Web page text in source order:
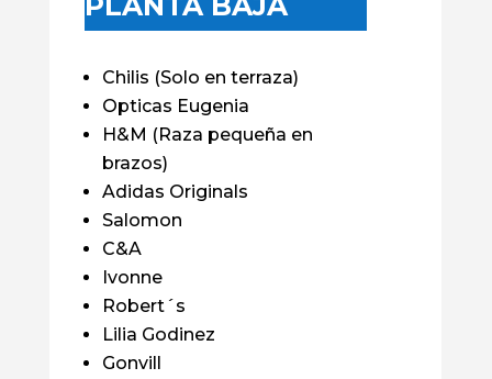
Chilis (Solo en terraza)
Opticas Eugenia
H&M (Raza pequeña en
brazos)
Adidas Originals
Salomon
C&A
Ivonne
Robert´s
Lilia Godinez
Gonvill